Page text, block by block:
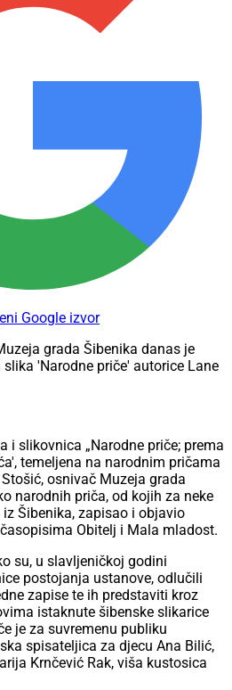
Google izvor
grada Šibenika danas je
'Narodne priče' autorice Lane
i slikovnica „Narodne priče; prema
temeljena na narodnim pričama
osnivač Muzeja grada
narodnih priča, od kojih za neke
Šibenika, zapisao i objavio
Obitelj i Mala mladost.
su, u slavljeničkoj godini
postojanja ustanove, odlučili
zapise te ih predstaviti kroz
istaknute šibenske slikarice
je za suvremenu publiku
spisateljica za djecu Ana Bilić,
Krnčević Rak, viša kustosica